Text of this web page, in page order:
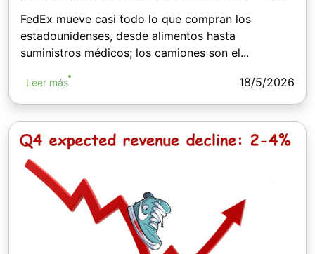
FedEx mueve casi todo lo que compran los
estadounidenses, desde alimentos hasta
suministros médicos; los camiones son el...
Leer más 18/5/2026